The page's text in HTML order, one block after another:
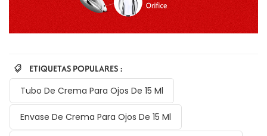
ETIQUETAS POPULARES :
Tubo De Crema Para Ojos De 15 Ml
Envase De Crema Para Ojos De 15 Ml